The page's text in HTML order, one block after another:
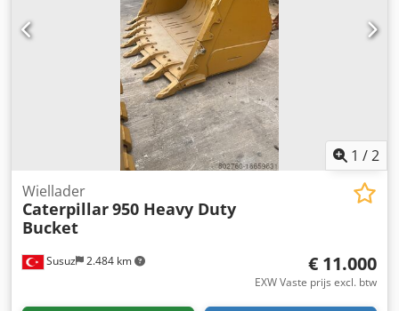
1 /2
Susuz 2.484 km
Wiellader
Caterpillar950 Heavy Duty
Bucket
€ 11.000
EXW Vaste prijs excl. btw